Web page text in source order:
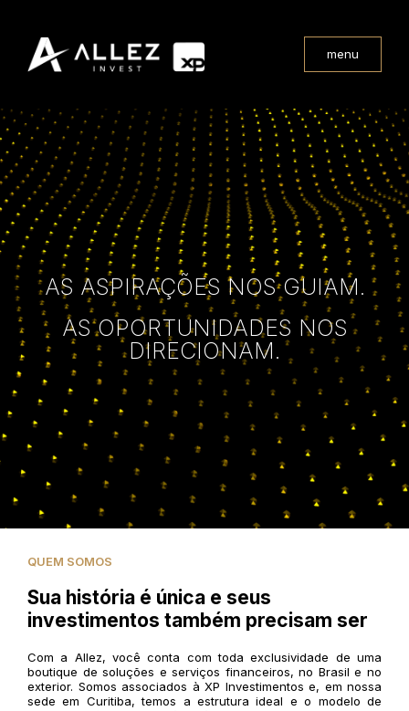
menu
AS ASPIRAÇÕES NOS GUIAM.
AS OPORTUNIDADES NOS
DIRECIONAM.
QUEM SOMOS
Sua história é única e seus
investimentos também precisam ser
Com a Allez, você conta com toda exclusividade de uma
boutique de soluções e serviços financeiros, no Brasil e no
exterior. Somos associados à XP Investimentos e, em nossa
sede em Curitiba, temos a estrutura ideal e o modelo de